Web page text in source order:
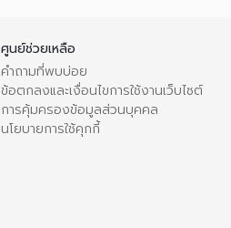
ศูนย์ช่วยเหลือ
คำถามที่พบบ่อย
ข้อตกลงและเงื่อนไขการใช้งานเว็บไซต์
การคุ้มครองข้อมูลส่วนบุคคล
นโยบายการใช้คุกกี้